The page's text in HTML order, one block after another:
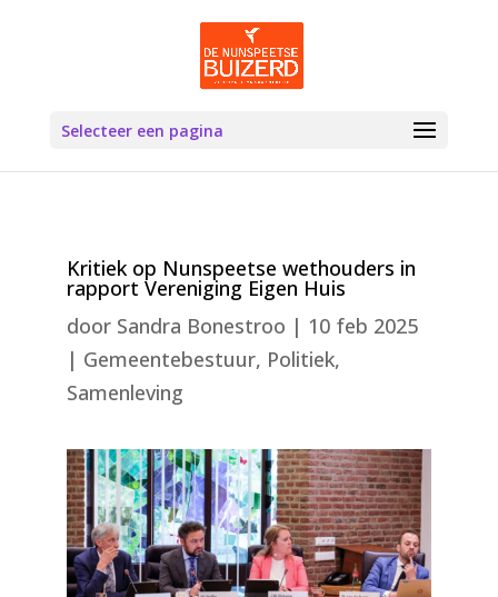
Selecteer een pagina
Kritiek op Nunspeetse wethouders in
rapport Vereniging Eigen Huis
door Sandra Bonestroo | 10 feb 2025
| Gemeentebestuur, Politiek,
Samenleving